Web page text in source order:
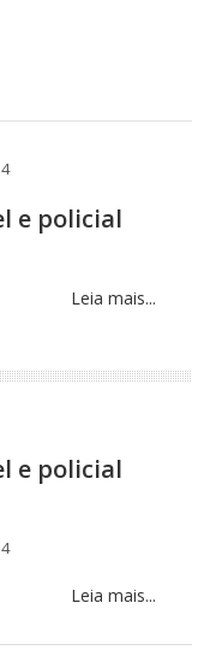
e policial
Leia mais...
e policial
Leia mais...